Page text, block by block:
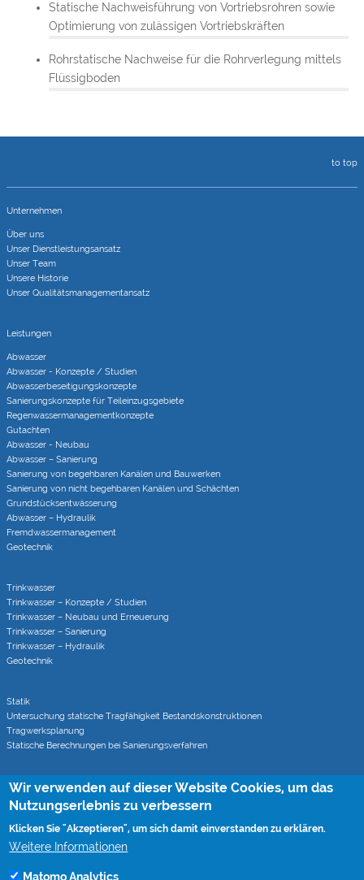
Statische Nachweisführung von Vortriebsrohren sowie
Optimierung von zulässigen Vortriebskräften
Rohrstatische Nachweise für die Rohrverlegung mittels
Flüssigboden
to top
Unternehmen
Über uns
Unser Dienstleistungsansatz
Unser Team
Unsere Historie
Unser Qualitätsmanagementansatz
Leistungen
Abwasser
Abwasser - Konzepte / Studien
Abwasserbeseitigungs­konzepte
Sanierungs­konzepte für Teileinzugs­gebiete
Regenwasser­managementkonzepte
Gutachten
Abwasser - Neubau
Abwasser – Sanierung
Sanierung von begehbaren Kanälen und Bauwerken
Sanierung von nicht begehbaren Kanälen und Schächten
Grundstücks­entwässerung
Abwasser – Hydraulik
Fremdwasser­manage­ment
Geotechnik
Trinkwasser
Trinkwasser – Konzepte / Studien
Trinkwasser – Neubau und Erneuerung
Trinkwasser – Sanierung
Trinkwasser – Hydraulik
Geotechnik
Statik
Untersuchung statische Tragfähigkeit Bestandskonstruktionen
Tragwerksplanung
Statische Berechnungen bei Sanierungsverfahren
Rohrvortrieb
Monitoring von Rohrvortrieben (CoJack)
S-Kurven Vortriebe (CoJack Hydra)
Wir verwenden auf dieser Website Cookies, um das
Nutzungserlebnis zu verbessern
Klicken Sie "Akzeptieren", um sich damit einverstanden zu erklären.
Weitere Informationen
Matomo Analytics